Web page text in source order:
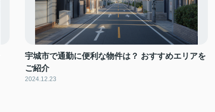
宇城市で通勤に便利な物件は？ おすすめエリアを
ご紹介
2024.12.23